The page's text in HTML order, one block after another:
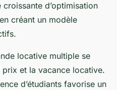
d’optimisation
créant un modèle
locative multiple se
et la vacance locative.
d’étudiants favorise un